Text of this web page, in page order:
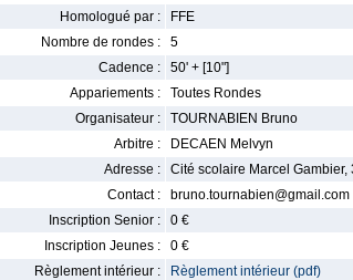
Homologué par :
FFE
Nombre de rondes :
5
Cadence :
50' + [10"]
Appariements :
Toutes Rondes
Organisateur :
TOURNABIEN Bruno
Arbitre :
DECAEN Melvyn
Adresse :
Cité scolaire Marcel
Contact :
bruno.tournabien@gmail.com
Inscription Senior :
0 €
Inscription Jeunes :
0 €
Règlement intérieur :
Règlement intérieur (pdf)